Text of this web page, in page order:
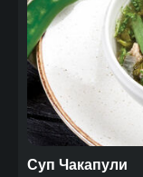
Суп Чакапули